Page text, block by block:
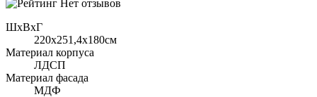
Нет отзывов
ШхВхГ
220x251,4х180см
Материал корпуса
ЛДСП
Материал фасада
МДФ